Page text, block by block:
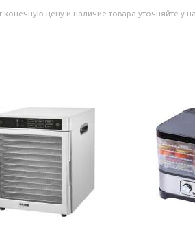
цену и наличие товара уточняйте у